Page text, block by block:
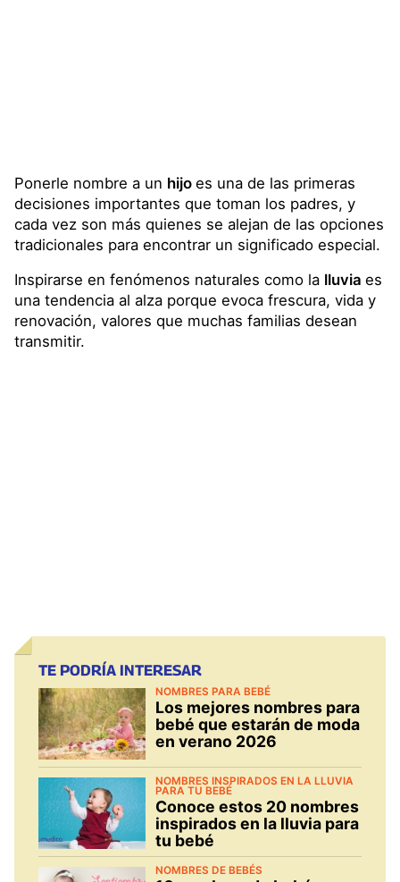
Ponerle nombre a un hijo es una de las primeras
decisiones importantes que toman los padres, y
cada vez son más quienes se alejan de las opciones
tradicionales para encontrar un significado especial.
Inspirarse en fenómenos naturales como la lluvia es
una tendencia al alza porque evoca frescura, vida y
renovación, valores que muchas familias desean
transmitir.
TE PODRÍA INTERESAR
NOMBRES PARA BEBÉ
Los mejores nombres para
bebé que estarán de moda
en verano 2026
NOMBRES INSPIRADOS EN LA LLUVIA
PARA TU BEBÉ
Conoce estos 20 nombres
inspirados en la lluvia para
tu bebé
NOMBRES DE BEBÉS